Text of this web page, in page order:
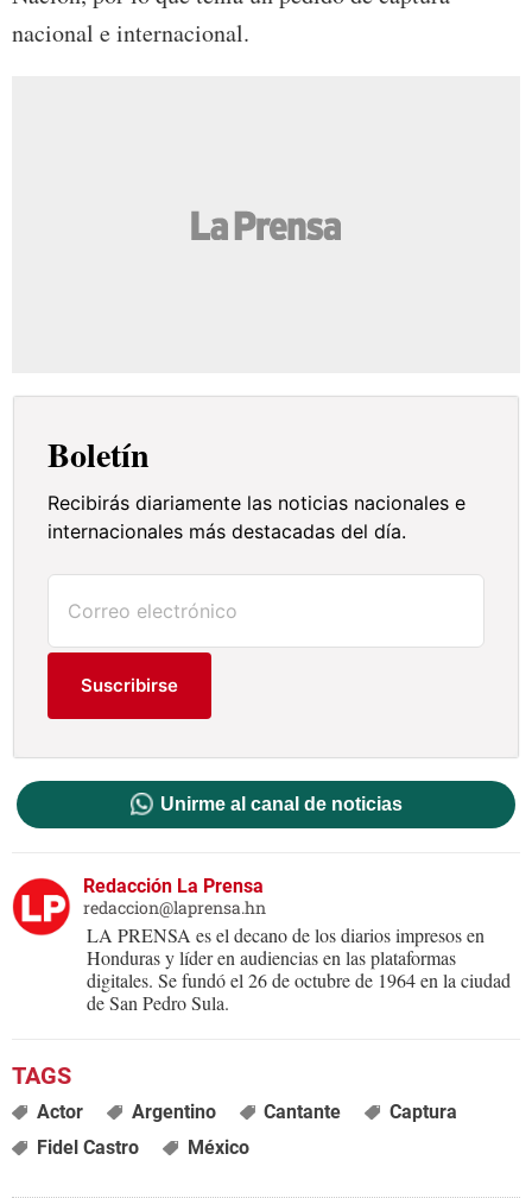
nacional e internacional.
Boletín
Recibirás diariamente las noticias nacionales e
internacionales más destacadas del día.
Suscribirse
Unirme al canal de noticias
Redacción La Prensa
redaccion@laprensa.hn
LA PRENSA es el decano de los diarios impresos en
Honduras y líder en audiencias en las plataformas
digitales. Se fundó el 26 de octubre de 1964 en la ciudad
de San Pedro Sula.
Actor Argentino Cantante
Captura
Fidel Castro
México